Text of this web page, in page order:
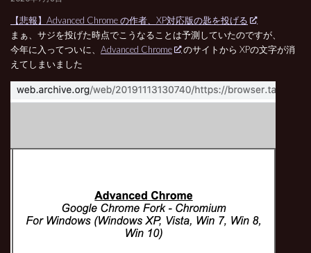
【悲報】Advanced Chrome の作者、XP対応版の匙を投げる
まぁ、サジを投げた時点でこうなることは予測していたのですが、
今年に入ってついに、 Advanced Chrome
のサイトから XPの文字が消
えてしまいました